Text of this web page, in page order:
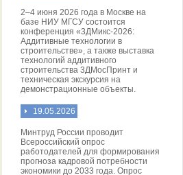
2–4 июня 2026 года в Москве на
базе НИУ МГСУ состоится
конференция «3ДМикс-2026:
Аддитивные технологии в
строительстве», а также выставка
технологий аддитивного
строительства 3ДМосПринт и
техническая экскурсия на
демонстрационные объекты.
19.05.2026
Минтруд России проводит
Всероссийский опрос
работодателей для формирования
прогноза кадровой потребности
экономики до 2033 года. Опрос